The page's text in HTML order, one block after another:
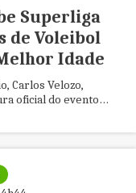
Superliga
de Voleibol
Idade
Carlos Velozo,
oficial do evento